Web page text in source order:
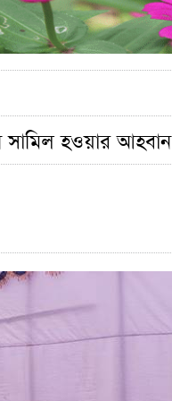
সামিল হওয়ার আহবান